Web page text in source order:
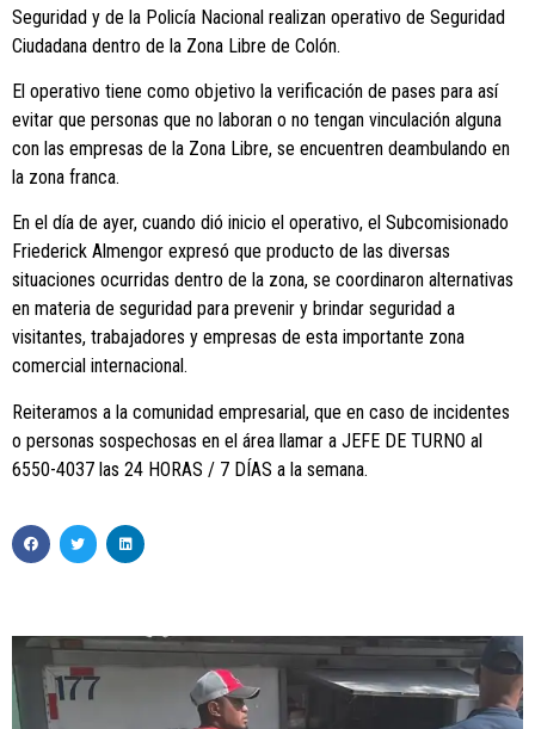
Seguridad y de la Policía Nacional realizan operativo de Seguridad
Ciudadana dentro de la Zona Libre de Colón.
El operativo tiene como objetivo la verificación de pases para así
evitar que personas que no laboran o no tengan vinculación alguna
con las empresas de la Zona Libre, se encuentren deambulando en
la zona franca.
En el día de ayer, cuando dió inicio el operativo, el Subcomisionado
Friederick Almengor expresó que producto de las diversas
situaciones ocurridas dentro de la zona, se coordinaron alternativas
en materia de seguridad para prevenir y brindar seguridad a
visitantes, trabajadores y empresas de esta importante zona
comercial internacional.
Reiteramos a la comunidad empresarial, que en caso de incidentes
o personas sospechosas en el área llamar a JEFE DE TURNO al
6550-4037 las 24 HORAS / 7 DÍAS a la semana.